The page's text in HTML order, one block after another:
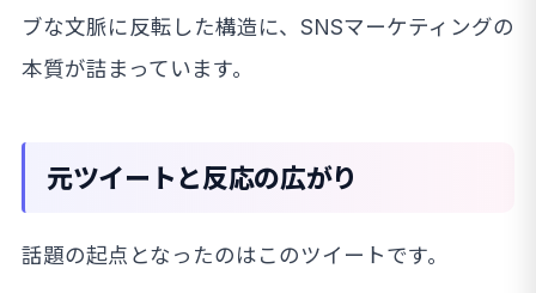
ブな文脈に反転した構造に、SNSマーケティングの
本質が詰まっています。
元ツイートと反応の広がり
話題の起点となったのはこのツイートです。